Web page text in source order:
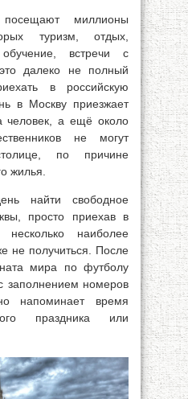
миллионы
туризм, отдых,
встречи с
далеко не полный
в российскую
в Москву приезжает
а ещё около
не могут
по причине
жилья.
найти свободное
просто приехав в
наиболее
не получиться. После
мира по футболу
заполнением номеров
напоминает время
праздника или